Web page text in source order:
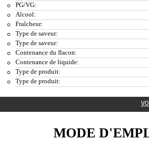
PG/VG:
Alcool:
Fraîcheur:
Type de saveur:
Type de saveur:
Contenance du flacon:
Contenance de liquide:
Type de produit:
Type de produit:
MODE